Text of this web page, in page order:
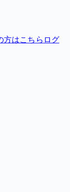
方はこちら ログ